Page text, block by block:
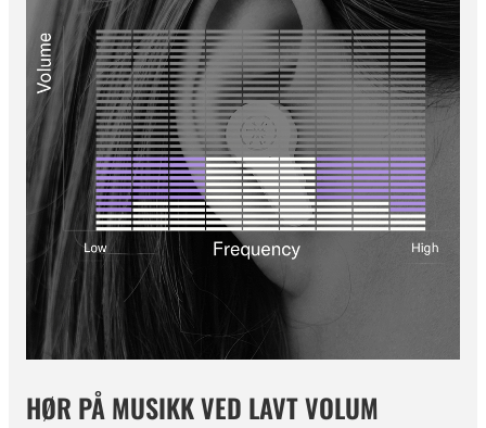
HØR PÅ MUSIKK VED LAVT VOLUM